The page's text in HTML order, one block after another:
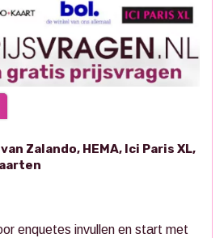
Zalando, HEMA, Ici Paris XL,
enquetes invullen en start met